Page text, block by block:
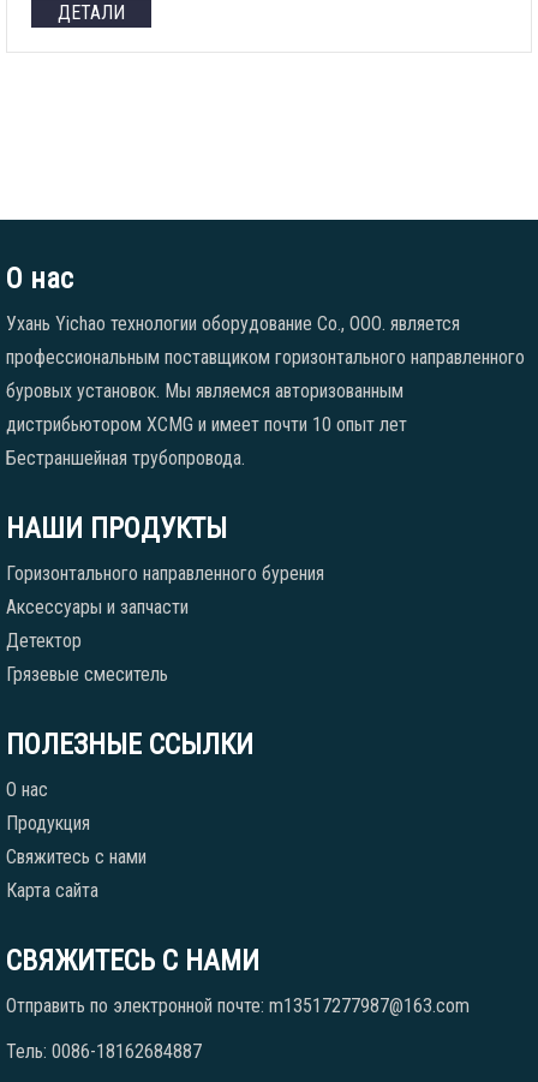
ДЕТАЛИ
О нас
Ухань Yichao технологии оборудование Co., ООО. является
профессиональным поставщиком горизонтального направленного
буровых установок. Мы являемся авторизованным
дистрибьютором XCMG и имеет почти 10 опыт лет
Бестраншейная трубопровода.
НАШИ ПРОДУКТЫ
Горизонтального направленного бурения
Аксессуары и запчасти
Детектор
Грязевые смеситель
ПОЛЕЗНЫЕ ССЫЛКИ
О нас
Продукция
Свяжитесь с нами
Карта сайта
СВЯЖИТЕСЬ С НАМИ
Отправить по электронной почте: m13517277987@163.com
Тель: 0086-18162684887